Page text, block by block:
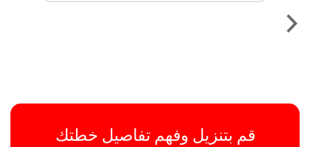
قم بتنزيل وفهم تفاصيل خطتك